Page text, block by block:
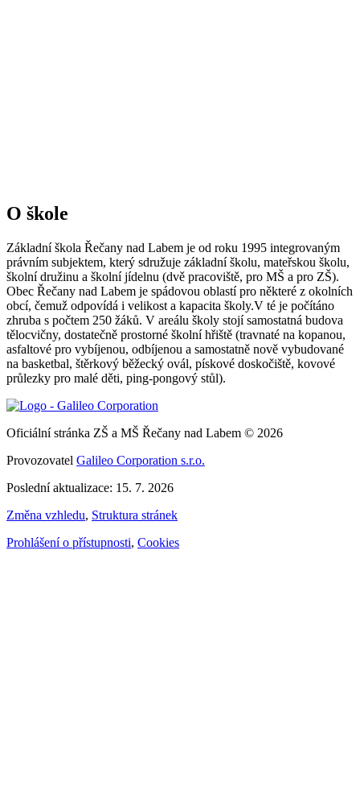
O škole
Základní škola Řečany nad Labem je od roku 1995 integrovaným
právním subjektem, který sdružuje základní školu, mateřskou školu,
školní družinu a školní jídelnu (dvě pracoviště, pro MŠ a pro ZŠ).
Obec Řečany nad Labem je spádovou oblastí pro některé z okolních
obcí, čemuž odpovídá i velikost a kapacita školy.V té je počítáno
zhruba s počtem 250 žáků. V areálu školy stojí samostatná budova
tělocvičny, dostatečně prostorné školní hřiště (travnaté na kopanou,
asfaltové pro vybíjenou, odbíjenou a samostatně nově vybudované
na basketbal, štěrkový běžecký ovál, pískové doskočiště, kovové
průlezky pro malé děti, ping-pongový stůl).
Oficiální stránka ZŠ a MŠ Řečany nad Labem © 2026
Provozovatel Galileo Corporation s.r.o.
Poslední aktualizace: 15. 7. 2026
Změna vzhledu, Struktura stránek
Prohlášení o přístupnosti, Cookies